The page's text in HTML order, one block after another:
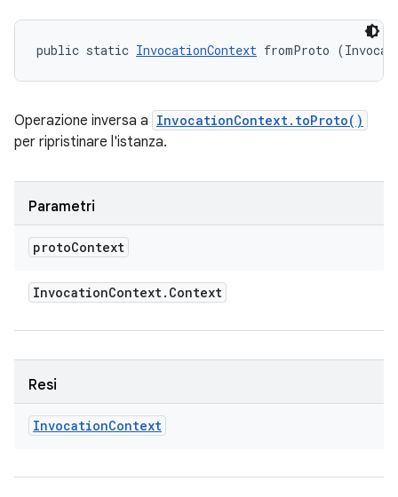
public static InvocationContext fromProto
Operazione inversa a InvocationContext.toProto()
per ripristinare l'istanza.
Parametri
protoContext
InvocationContext. Context
Resi
InvocationContext